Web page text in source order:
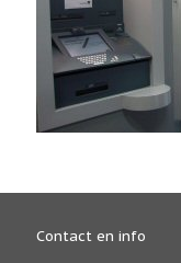
Contact en info